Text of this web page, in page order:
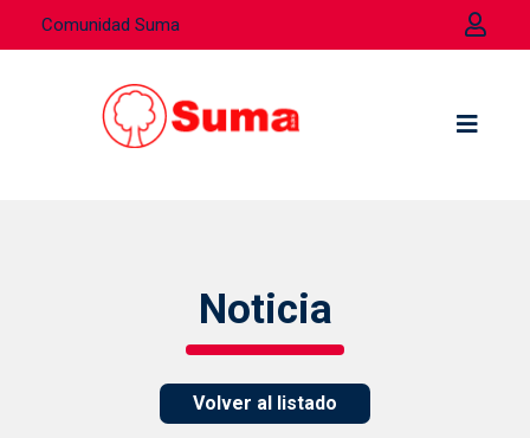
Comunidad Suma
Noticia
Volver al listado